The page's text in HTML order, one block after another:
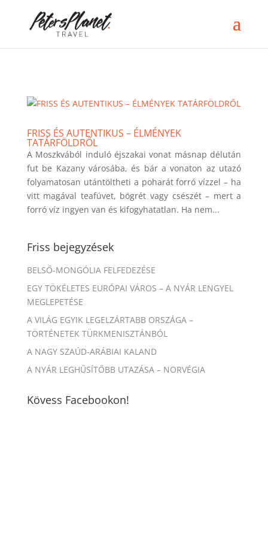
FRISS ÉS AUTENTIKUS – ÉLMÉNYEK
TATÁRFÖLDRŐL
A Moszkvából induló éjszakai vonat másnap délután
fut be Kazany városába, és bár a vonaton az utazó
folyamatosan utántöltheti a poharát forró vízzel – ha
vitt magával teafüvet, bögrét vagy csészét – mert a
forró víz ingyen van és kifogyhatatlan. Ha nem...
Friss bejegyzések
BELSŐ-MONGÓLIA FELFEDEZÉSE
EGY TÖKÉLETES EURÓPAI VÁROS – A NYÁR LENGYEL
MEGLEPETÉSE
A VILÁG EGYIK LEGELZÁRTABB ORSZÁGA –
TÖRTÉNETEK TÜRKMENISZTÁNBÓL
A NAGY SZAÚD-ARÁBIAI KALAND
A NYÁR LEGHŰSÍTŐBB UTAZÁSA – NORVÉGIA
Kövess Facebookon!